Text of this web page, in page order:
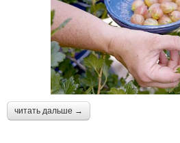
читать дальше →